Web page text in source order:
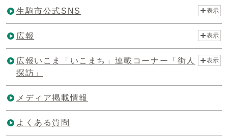
生駒市公式SNS 表示
広報 表示
広報いこま「いこまち」連載コーナー「街人
探訪」
表示
メディア掲載情報
よくある質問